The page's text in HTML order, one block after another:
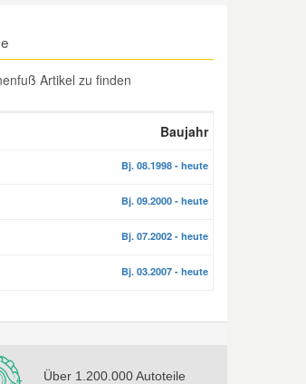
Artikel zu finden
Baujahr
Bj. 08.1998 - heute
Bj. 09.2000 - heute
Bj. 07.2002 - heute
Bj. 03.2007 - heute
Über 1.200.000 Autoteile